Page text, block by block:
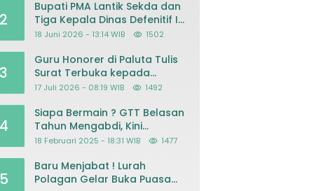
2
Bupati PMA Lantik Sekda dan
Tiga Kepala Dinas Defenitif Ini
orangnya
18 Juni 2026 - 13:14 WIB 1502
3
Guru Honorer di Paluta Tulis
Surat Terbuka kepada
Presiden Prabowo, Mohon
Kriminalisasi
17 Juli 2026 - 08:19 WIB 1492
Siapa Bermain ? GTT Belasan
Tahun Mengabdi, Kini
Dikeluarkan Sepihak Dari
18 Februari 2025 - 18:31 WIB 1477
Baru Menjabat ! Lurah
Polagan Gelar Buka Puasa